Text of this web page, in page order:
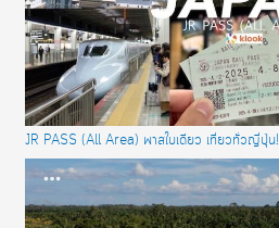
JR PASS (All Area) พาสใบเดียว เที่ยวทั่วญี่ปุ่น!